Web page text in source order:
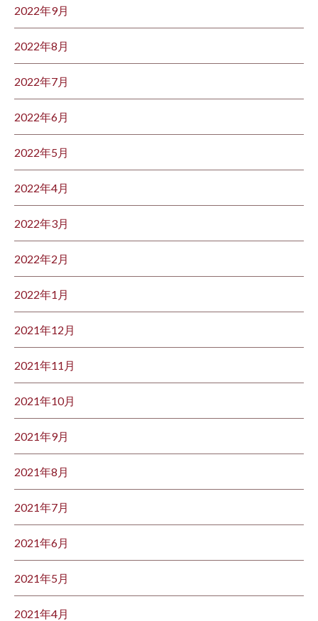
2022年9月
2022年8月
2022年7月
2022年6月
2022年5月
2022年4月
2022年3月
2022年2月
2022年1月
2021年12月
2021年11月
2021年10月
2021年9月
2021年8月
2021年7月
2021年6月
2021年5月
2021年4月